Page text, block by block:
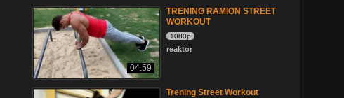
04:59
TRENING RAMION STREET
WORKOUT
1080p
reaktor
Trening Street Workout